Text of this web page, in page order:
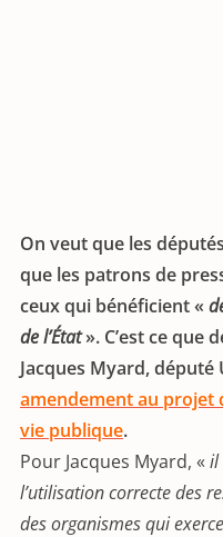
On veut que les
que les patrons de
ceux qui bénéficient «
de l’État». C’est ce que
Jacques Myard, député
amendement au projet
vie publique.
Pour Jacques Myard, « il
l’utilisation correcte des
des organismes qui